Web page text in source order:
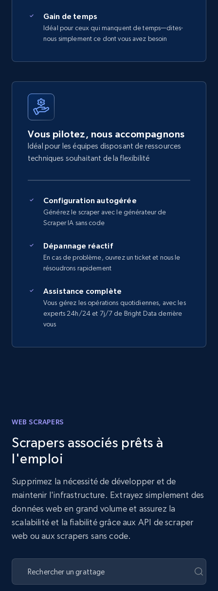
Gain de temps
Idéal pour ceux qui manquent de temps—dites-
nous simplement ce dont vous avez besoin
Vous pilotez, nous accompagnons
Idéal pour les équipes disposant de ressources
techniques souhaitant de la flexibilité
Configuration autogérée
Générez le scraper avec le générateur de
Scraper IA sans code
Dépannage réactif
En cas de problème, ouvrez un ticket et nous le
résoudrons rapidement
Assistance complète
Vous gérez les opérations quotidiennes, avec les
experts 24h/24 et 7j/7 de Bright Data derrière
vous
WEB SCRAPERS
Scrapers associés prêts à
l'emploi
Supprimez la nécessité de développer et de
maintenir l'infrastructure. Extrayez simplement des
données web en grand volume et assurez la
scalabilité et la fiabilité grâce aux API de scraper
web ou aux scrapers sans code.